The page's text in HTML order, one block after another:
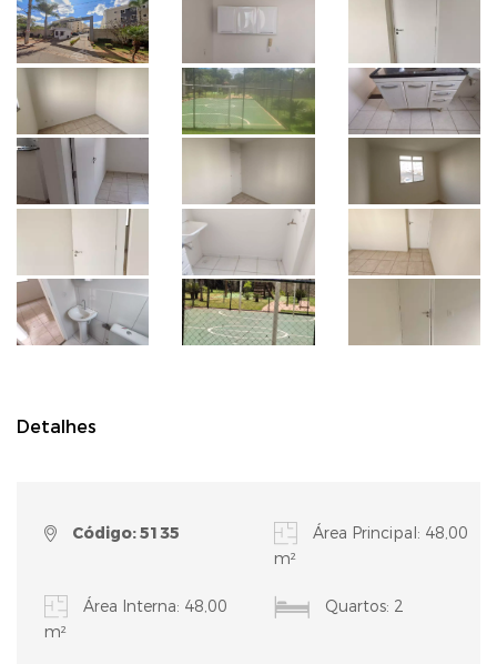
Detalhes
Código: 5135
Área Principal: 48,00
m²
Área Interna: 48,00
m²
Quartos: 2